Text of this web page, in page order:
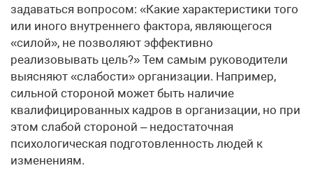
задаваться вопросом: «Какие характеристики того
или иного внутреннего фактора, являющегося
«силой», не позволяют эффективно
реализовывать цель?» Тем самым руководители
выясняют «слабости» организации. Например,
сильной стороной может быть наличие
квалифицированных кадров в организации, но при
этом слабой стороной – недостаточная
психологическая подготовленность людей к
изменениям.